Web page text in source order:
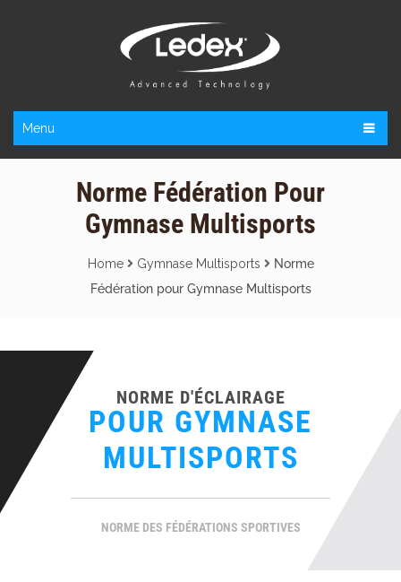
Menu
Norme Fédération Pour
Gymnase Multisports
Home Gymnase Multisports
Norme
Fédération pour Gymnase Multisports
NORME D'ÉCLAIRAGE
POUR GYMNASE
MULTISPORTS
NORME DES FÉDÉRATIONS SPORTIVES